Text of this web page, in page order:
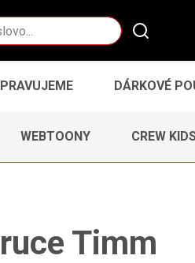
DÁRKOVÉ
WEBTOONY CREW
Timm